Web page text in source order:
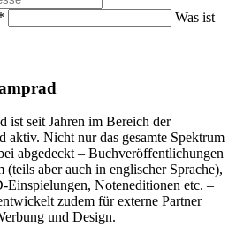
Was ist
ist seit Jahren im Bereich der
aktiv. Nicht nur das gesamte Spektrum
abgedeckt – Buchveröffentlichungen
(teils aber auch in englischer Sprache),
Einspielungen, Noteneditionen etc. –
zudem für externe Partner
und Design.